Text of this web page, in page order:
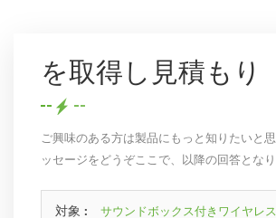
を取得し見積もり
ご興味のある方は製品にもっと知りたいと
ッセージをどうぞここで、以降の回答とな
対象 : サウンドボックス付きワイヤレ